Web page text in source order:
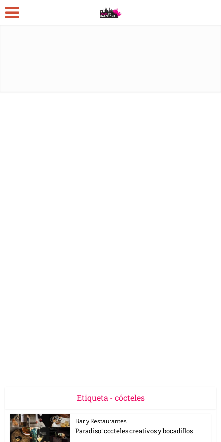
Etiqueta - cócteles
Bar y Restaurantes
Paradiso: cocteles creativos y bocadillos